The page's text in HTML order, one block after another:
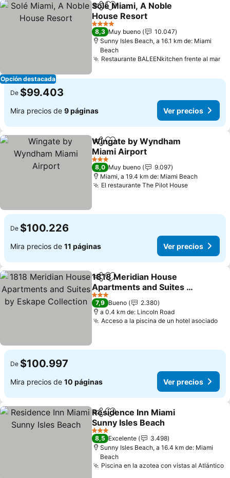
Opción destacada
CompartirAgregar a favoritos
Solé Miami, A Noble
House Resort
Ver precios
4 Estrellas
8,3 Muy bueno
10.047
Sunny Isles Beach, a 16.1 km de: Miami
Beach
Restaurante BALEENkitchen frente al mar
De $99.403
Mira precios de 9 páginas Ver precios
CompartirAgregar a favoritos
Wingate by Wyndham
Miami Airport
Ver precios
3 Estrellas
8,0 Muy bueno
9.097
Miami, a 19.4 km de: Miami Beach
El restaurante The Pilot HouseVer
De $100.226
Mira precios de 11 páginas Ver precios
CompartirAgregar a favoritos
1818 Meridian House
Apartments and Suites by
Eskape Collection
Ver precios
3 Estrellas
7,9 Bueno
2.380
a 0.4 km de: Lincoln Road
Acceso a la piscina de un hotel asociado
De $100.997
Mira precios de 10 páginas Ver precios
CompartirAgregar a favoritos
Residence Inn Miami
Sunny Isles Beach
Ver precios
3 Estrellas
8,5 Excelente
3.498
Sunny Isles Beach, a 16.4 km de: Miami
Beach
Piscina en la azotea con vistas al Atlántico